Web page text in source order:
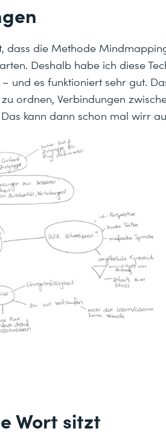
dass die Methode
Deshalb habe ich diese
und es funktioniert sehr gut.
ordnen, Verbindungen
kann dann schon mal wirr
Wort sitzt